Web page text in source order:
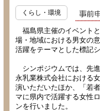
くらし・環境
福島県主催のイベント
場・地域における男女の
活躍をテーマとした標記
シンポジウムでは、先
永乳業株式会社における
演いただいたほか、「若
マに県内で活躍する女性
ンを行いました。